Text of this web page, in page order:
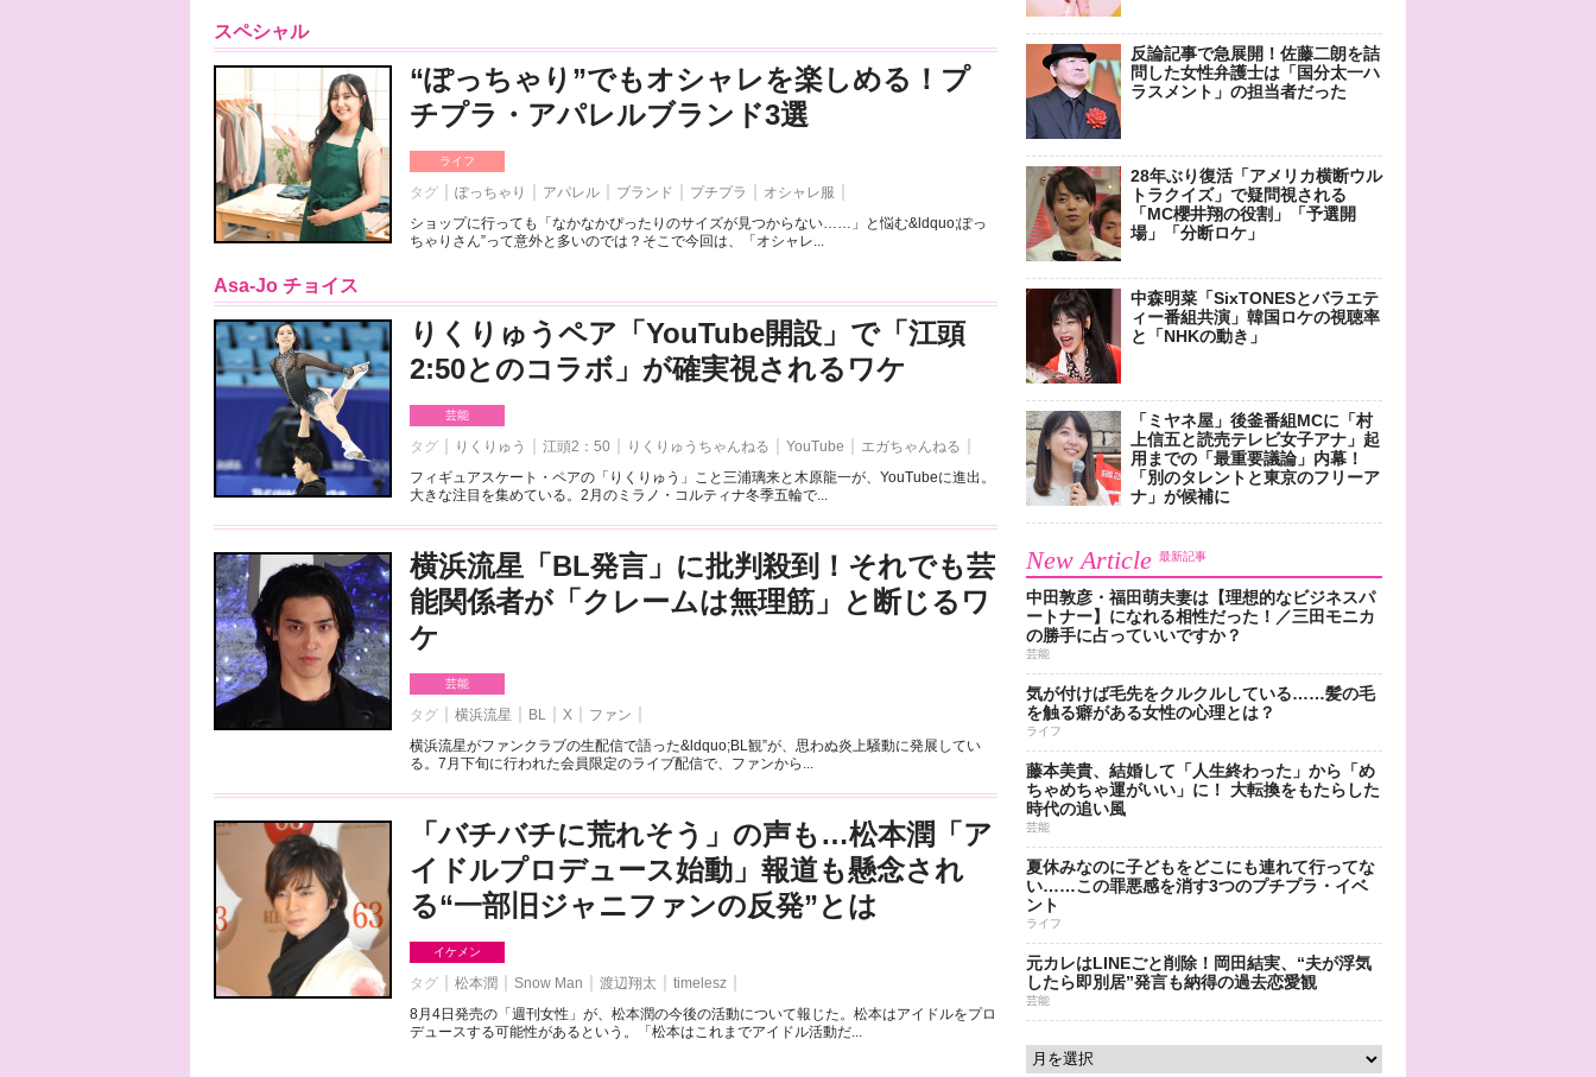
スペシャル
“ぽっちゃり”でもオシャレを楽しめる！プ
チプラ・アパレルブランド3選
ライフ
タグ ぽっちゃり アパレル ブランド プチプラ
オシャレ服
ショップに行っても「なかなかぴったりのサイズが見つからない……」と悩む&ldquo;ぽっ
ちゃりさん”って意外と多いのでは？そこで今回は、「オシャレ...
Asa-Jo チョイス
りくりゅうペア「YouTube開設」で「江頭
2:50とのコラボ」が確実視されるワケ
芸能
タグ りくりゅう 江頭2：50 りくりゅうちゃんねる YouTube
エガちゃんねる
フィギュアスケート・ペアの「りくりゅう」こと三浦璃来と木原龍一が、YouTubeに進出。
大きな注目を集めている。2月のミラノ・コルティナ冬季五輪で...
横浜流星「BL発言」に批判殺到！それでも芸
能関係者が「クレームは無理筋」と断じるワ
ケ
芸能
タグ 横浜流星 BL X
ファン
横浜流星がファンクラブの生配信で語った&ldquo;BL観”が、思わぬ炎上騒動に発展してい
る。7月下旬に行われた会員限定のライブ配信で、ファンから...
「バチバチに荒れそう」の声も…松本潤「ア
イドルプロデュース始動」報道も懸念され
る“一部旧ジャニファンの反発”とは
イケメン
タグ 松本潤 Snow Man 渡辺翔太
timelesz
8月4日発売の「週刊女性」が、松本潤の今後の活動について報じた。松本はアイドルをプロ
デュースする可能性があるという。「松本はこれまでアイドル活動だ...
反論記事で急展開！佐藤二朗を詰
問した女性弁護士は「国分太一ハ
ラスメント」の担当者だった
28年ぶり復活「アメリカ横断ウル
トラクイズ」で疑問視される
「MC櫻井翔の役割」「予選開
場」「分断ロケ」
中森明菜「SixTONESとバラエテ
ィー番組共演」韓国ロケの視聴率
と「NHKの動き」
「ミヤネ屋」後釜番組MCに「村
上信五と読売テレビ女子アナ」起
用までの「最重要議論」内幕！
「別のタレントと東京のフリーア
ナ」が候補に
New Article 最新記事
中田敦彦・福田萌夫妻は【理想的なビジネスパ
ートナー】になれる相性だった！／三田モニカ
の勝手に占っていいですか？
芸能
気が付けば毛先をクルクルしている……髪の毛
を触る癖がある女性の心理とは？
ライフ
藤本美貴、結婚して「人生終わった」から「め
ちゃめちゃ運がいい」に！ 大転換をもたらした
時代の追い風
芸能
夏休みなのに子どもをどこにも連れて行ってな
い……この罪悪感を消す3つのプチプラ・イベ
ント
ライフ
元カレはLINEごと削除！岡田結実、“夫が浮気
したら即別居”発言も納得の過去恋愛観
芸能